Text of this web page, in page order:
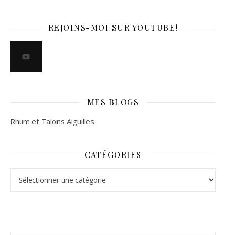
REJOINS-MOI SUR YOUTUBE!
MES BLOGS
Rhum et Talons Aiguilles
CATÉGORIES